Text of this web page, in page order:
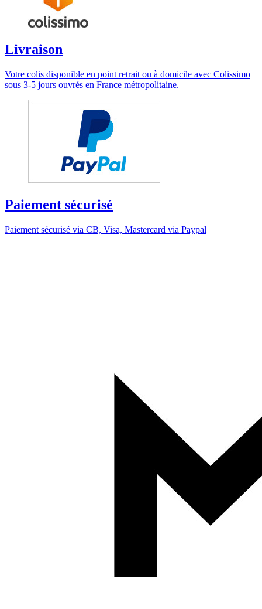
Livraison
Votre colis disponible en point retrait ou à domicile avec Colissimo
sous 3-5 jours ouvrés en France métropolitaine.
Paiement sécurisé
Paiement sécurisé via CB, Visa, Mastercard via Paypal